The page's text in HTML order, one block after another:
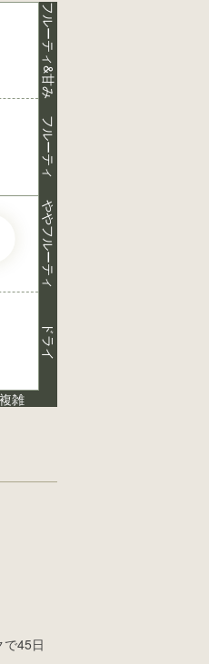
フルーティ&甘み
フルーティ
ややフルーティ
ドライ
雑
45日